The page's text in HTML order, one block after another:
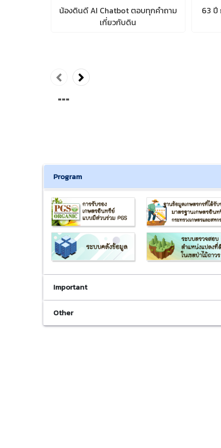
น้องดินดี AI Chatbot ตอบทุกคำถาม
เกี่ยวกับดิน
63
===
Program
Important
Other